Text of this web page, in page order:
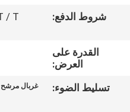
مراقبة
شروط الدفع:
القدرة على
العرض:
تسليط الضوء:
غربال مرشح